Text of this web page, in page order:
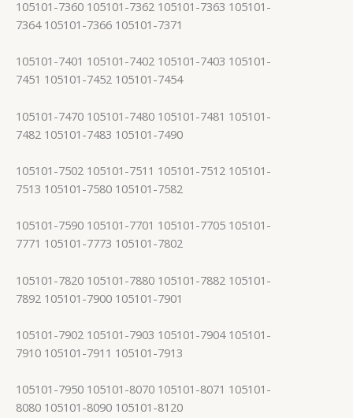
105101-7360 105101-7362 105101-7363 105101-
7364 105101-7366 105101-7371
105101-7401 105101-7402 105101-7403 105101-
7451 105101-7452 105101-7454
105101-7470 105101-7480 105101-7481 105101-
7482 105101-7483 105101-7490
105101-7502 105101-7511 105101-7512 105101-
7513 105101-7580 105101-7582
105101-7590 105101-7701 105101-7705 105101-
7771 105101-7773 105101-7802
105101-7820 105101-7880 105101-7882 105101-
7892 105101-7900 105101-7901
105101-7902 105101-7903 105101-7904 105101-
7910 105101-7911 105101-7913
105101-7950 105101-8070 105101-8071 105101-
8080 105101-8090 105101-8120